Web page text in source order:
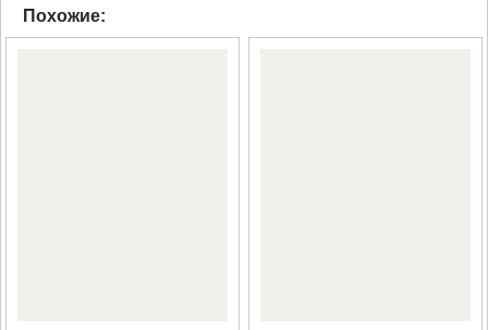
Похожие: